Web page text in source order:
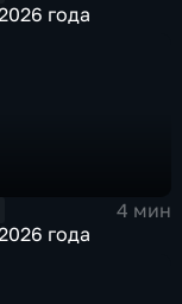
года
4 мин
года